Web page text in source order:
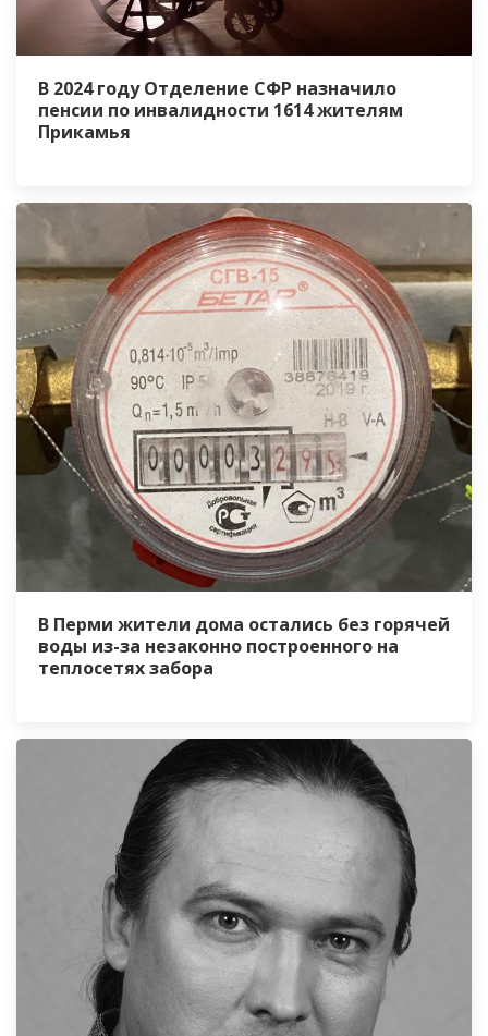
В 2024 году Отделение СФР назначило
пенсии по инвалидности 1614 жителям
Прикамья
В Перми жители дома остались без горячей
воды из-за незаконно построенного на
теплосетях забора